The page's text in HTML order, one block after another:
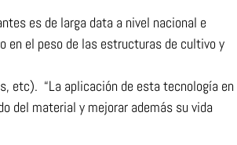
es de larga data a nivel nacional e
en el peso de las estructuras de cultivo y
etc). “La aplicación de esta tecnología en
del material y mejorar además su vida